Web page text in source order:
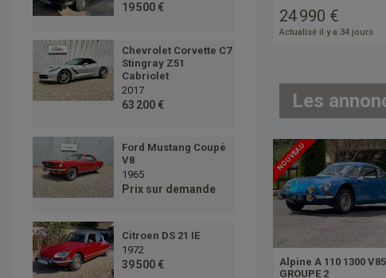
19 500 €
Chevrolet Corvette C7
Stingray Z51
Cabriolet
2017
63 200 €
Ford Mustang Coupé
V8
1965
Prix sur demande
Citroen DS 21 IE
1972
39 500 €
24 990 €
Actualisé il y a 34 jours
Les
NOUVEAU
Alpine A 110 1300 V85
GROUPE 2